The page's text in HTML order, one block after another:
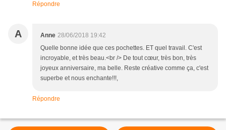
Répondre
A Anne 28/06/2018 19:42
Quelle bonne idée que ces pochettes. ET quel travail. C'est
incroyable, et très beau.<br /> De tout cœur, très bon, très
joyeux anniversaire, ma belle. Reste créative comme ça, c'est
superbe et nous enchante!!!,
Répondre